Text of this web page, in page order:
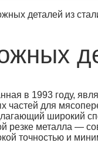
деталей из
в 1993 году,
частей для
широкий
резке металла —
точностью и